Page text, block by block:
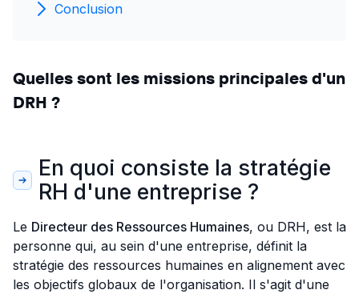
Conclusion
Quelles sont les missions principales d'un
DRH ?
En quoi consiste la stratégie
RH d'une entreprise ?
Le Directeur des Ressources Humaines, ou DRH, est la
personne qui, au sein d'une entreprise, définit la
stratégie des ressources humaines en alignement avec
les objectifs globaux de l'organisation. Il s'agit d'une